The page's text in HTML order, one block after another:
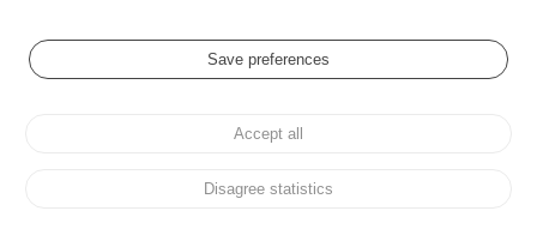
GLOSSARY
Cookie settings
Personal data protection and Cookies
Save preferences
Accept all
Disagree statistics